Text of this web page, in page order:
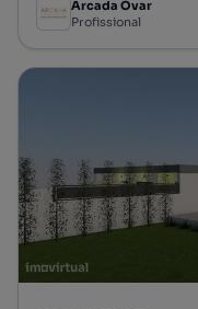
Arcada Ovar
Profissional